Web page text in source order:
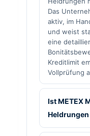
Das
aktiv, im
und weist
eine
Kreditlimit
Vollprüfung
Ist METEX